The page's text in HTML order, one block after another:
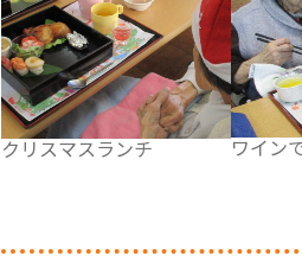
クリスマスランチ ワイン